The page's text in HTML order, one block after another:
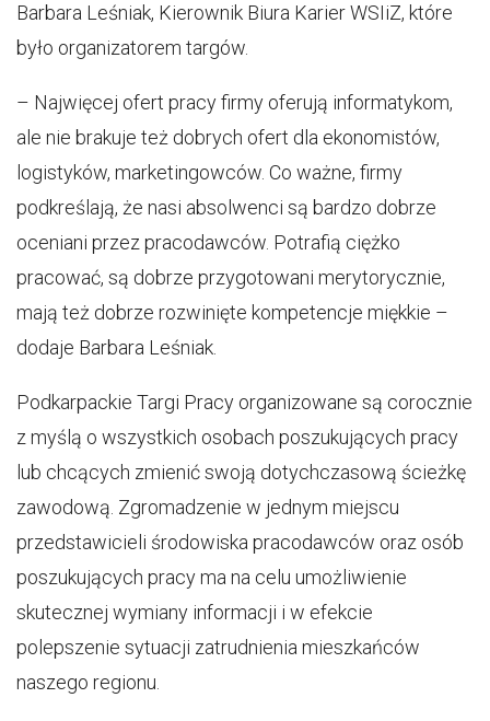
Barbara Leśniak, Kierownik Biura Karier WSIiZ, które
było organizatorem targów.
– Najwięcej ofert pracy firmy oferują informatykom,
ale nie brakuje też dobrych ofert dla ekonomistów,
logistyków, marketingowców. Co ważne, firmy
podkreślają, że nasi absolwenci są bardzo dobrze
oceniani przez pracodawców. Potrafią ciężko
pracować, są dobrze przygotowani merytorycznie,
mają też dobrze rozwinięte kompetencje miękkie –
dodaje Barbara Leśniak.
Podkarpackie Targi Pracy organizowane są corocznie
z myślą o wszystkich osobach poszukujących pracy
lub chcących zmienić swoją dotychczasową ścieżkę
zawodową. Zgromadzenie w jednym miejscu
przedstawicieli środowiska pracodawców oraz osób
poszukujących pracy ma na celu umożliwienie
skutecznej wymiany informacji i w efekcie
polepszenie sytuacji zatrudnienia mieszkańców
naszego regionu.